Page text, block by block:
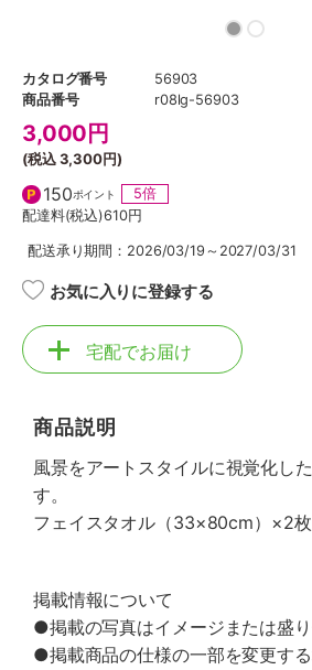
カタログ番号
56903
商品番号
r08lg-56903
3,000 円
(税込3,300円)
150ポイント
5倍
配達料(税込)610円
配送承り期間：2026/03/19～2027/03/31
お気に入りに登録する
宅配でお届け
商品説明
風景をアートスタイルに視覚化し
す。
フェイスタオル（33×80cm）×2
掲載情報について
●掲載の写真はイメージまたは盛り
●掲載商品の仕様の一部を変更す